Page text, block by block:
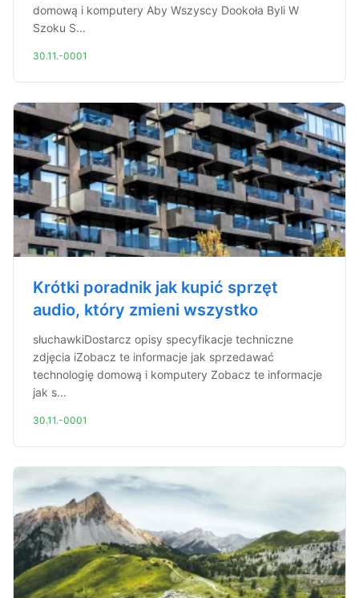
domową i komputery Aby Wszyscy Dookoła Byli W
Szoku S...
30.11.-0001
Krótki poradnik jak kupić sprzęt
audio, który zmieni wszystko
słuchawkiDostarcz opisy specyfikacje techniczne
zdjęcia iZobacz te informacje jak sprzedawać
technologię domową i komputery Zobacz te informacje
jak s...
30.11.-0001